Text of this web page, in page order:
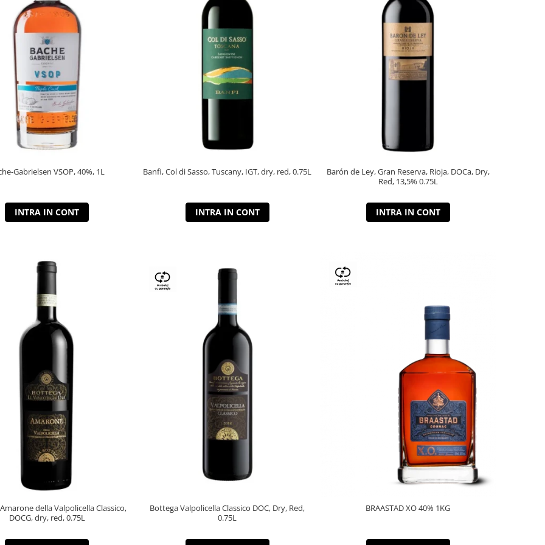
Gabrielsen VSOP, 40%, 1L
INTRA IN CONT
Banfi, Col di Sasso, Tuscany, IGT, dry, red, 0.75L
INTRA IN CONT
Barón de Ley, Gran Reserva, Rioja, DOCa, Dry,
Red, 13,5% 0.75L
INTRA IN CONT
della Valpolicella Classico,
DOCG, dry, red, 0.75L
Bottega Valpolicella Classico DOC, Dry, Red,
0.75L
BRAASTAD XO 40% 1KG